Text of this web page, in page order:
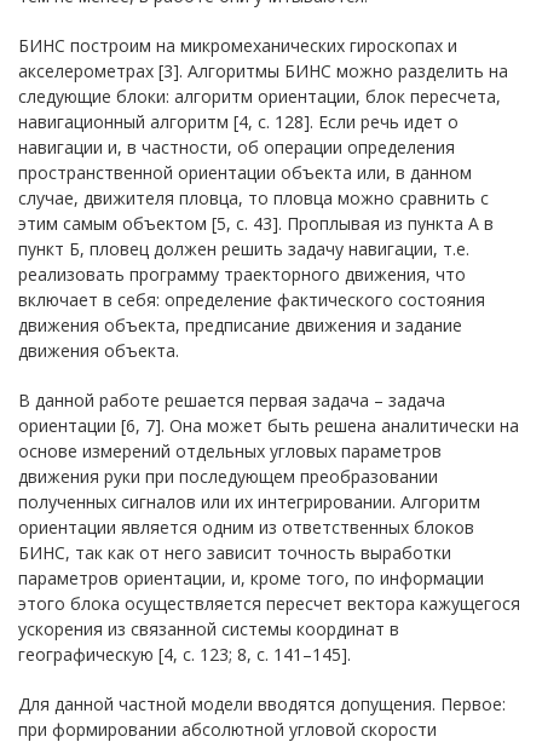
БИНС построим на микромеханических гироскопах и
акселерометрах [3]. Алгоритмы БИНС можно разделить на
следующие блоки: алгоритм ориентации, блок пересчета,
навигационный алгоритм [4, с. 128]. Если речь идет о
навигации и, в частности, об операции определения
пространственной ориентации объекта или, в данном
случае, движителя пловца, то пловца можно сравнить с
этим самым объектом [5, с. 43]. Проплывая из пункта А в
пункт Б, пловец должен решить задачу навигации, т.е.
реализовать программу траекторного движения, что
включает в себя: определение фактического состояния
движения объекта, предписание движения и задание
движения объекта.
В данной работе решается первая задача – задача
ориентации [6, 7]. Она может быть решена аналитически на
основе измерений отдельных угловых параметров
движения руки при последующем преобразовании
полученных сигналов или их интегрировании. Алгоритм
ориентации является одним из ответственных блоков
БИНС, так как от него зависит точность выработки
параметров ориентации, и, кроме того, по информации
этого блока осуществляется пересчет вектора кажущегося
ускорения из связанной системы координат в
географическую [4, с. 123; 8, с. 141–145].
Для данной частной модели вводятся допущения. Первое:
при формировании абсолютной угловой скорости